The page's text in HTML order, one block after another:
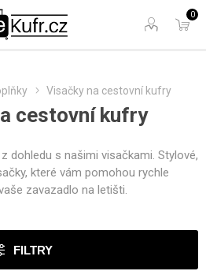
0
Visačky na cestovní kufry
cestovní kufry
dohledu s našimi visačkami. Stylové,
které vám pomohou rychle
zavazadlo na letišti.
FILTRY